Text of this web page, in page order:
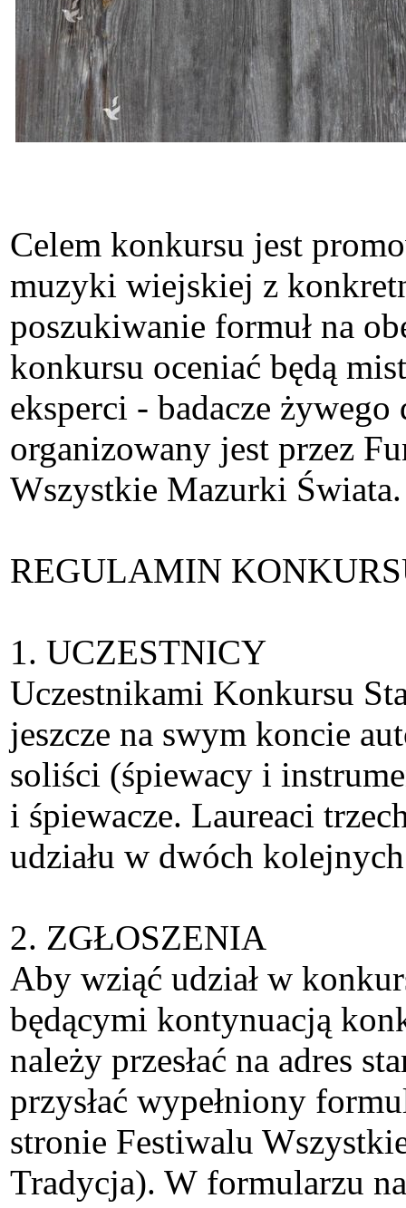
Celem konkursu jest
muzyki wiejskiej z
poszukiwanie formuł na
konkursu oceniać będą
eksperci - badacze
organizowany jest przez
Wszystkie Mazurki Świata.
REGULAMIN
1. UCZESTNICY
Uczestnikami Konkursu
jeszcze na swym koncie
soliści (śpiewacy i
i śpiewacze. Laureaci
udziału w dwóch
2. ZGŁOSZENIA
Aby wziąć udział w
będącymi kontynuacją
należy przesłać na adres
przysłać wypełniony
stronie Festiwalu
Tradycja). W formularzu